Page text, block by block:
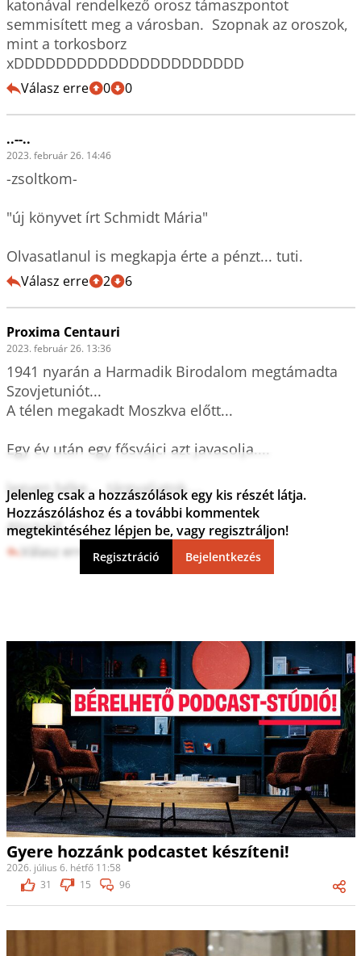
katonával rendelkező orosz támaszpontot
semmisített meg a városban.  Szopnak az oroszok,
mint a torkosborz
xDDDDDDDDDDDDDDDDDDDDDD
Válasz erre 0 0
..--..
2023. február 26. 14:46
-zsoltkom-
"új könyvet írt Schmidt Mária"
Olvasatlanul is megkapja érte a pénzt... tuti.
Válasz erre 2 6
Proxima Centauri
2023. február 26. 13:36
1941 nyarán a Harmadik Birodalom megtámadta
Szovjetuniót...
A télen megakadt Moszkva előtt...
Egy év után egy fősvájci azt javasolja....
legyen béke.... tárgyaljatok....
Abszurd....
Válasz erre 0 4
Jelenleg csak a hozzászólások egy kis részét látja.
Hozzászóláshoz és a további kommentek
megtekintéséhez lépjen be, vagy regisztráljon!
Regisztráció Bejelentkezés
Gyere hozzánk podcastet készíteni!
2026. július 6. hétfő 11:58
31
15 96